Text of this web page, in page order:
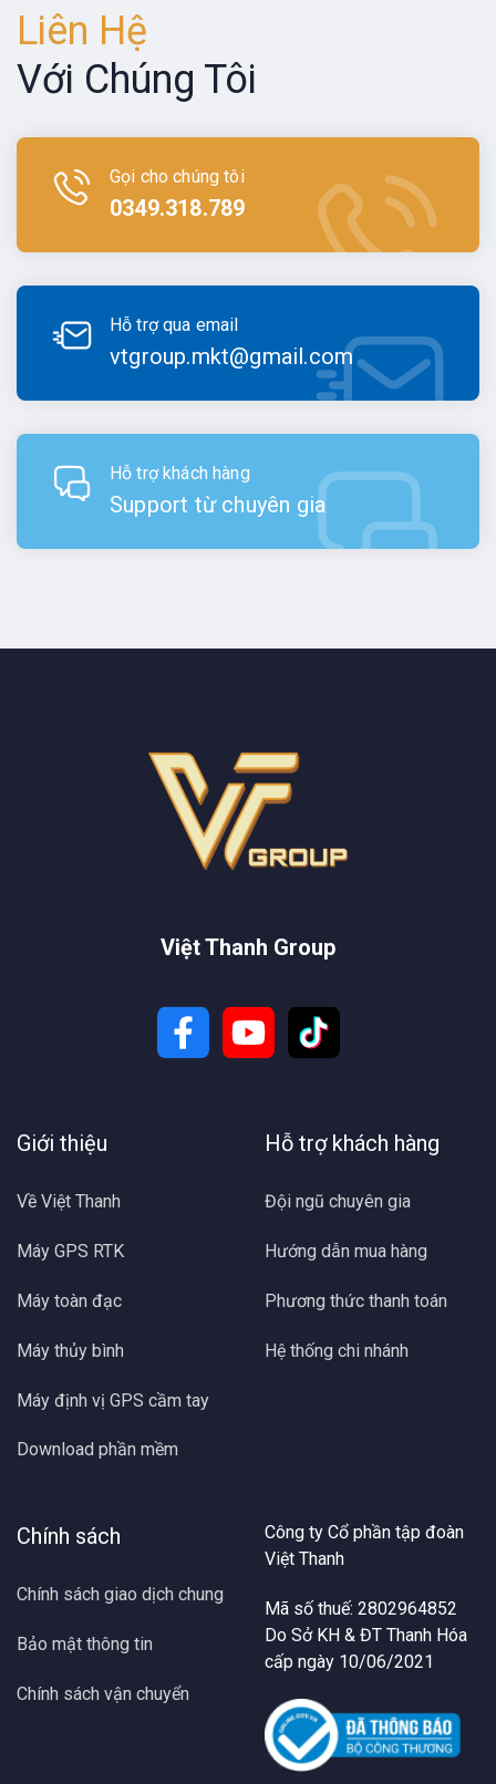
Liên Hệ
Với Chúng Tôi
Gọi cho chúng tôi
0349.318.789
Hỗ trợ qua email
vtgroup.mkt@gmail.com
Hỗ trợ khách hàng
Support từ chuyên gia
Việt Thanh Group
Giới thiệu
Về Việt Thanh
Máy GPS RTK
Máy toàn đạc
Máy thủy bình
Máy định vị GPS cầm tay
Download phần mềm
Hỗ trợ khách hàng
Đội ngũ chuyên gia
Hướng dẫn mua hàng
Phương thức thanh toán
Hệ thống chi nhánh
Chính sách
Chính sách giao dịch chung
Bảo mật thông tin
Chính sách vận chuyển
Công ty Cổ phần tập đoàn
Việt Thanh
Mã số thuế: 2802964852
Do Sở KH & ĐT Thanh Hóa
cấp ngày 10/06/2021